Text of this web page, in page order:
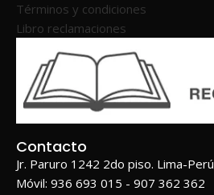
Términos y condiciones
Libro reclamaciones
Contacto
Jr. Paruro 1242 2do piso. Lima-Perú
Móvil: 936 693 015 - 907 362 362